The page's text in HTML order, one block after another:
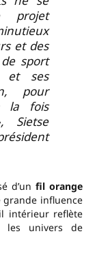
projet
et des
sport
et ses
pour
la fois
Sietse
d’un fil orange
influence
intérieur reflète
les univers de